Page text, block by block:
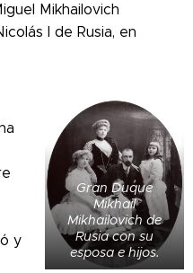
Mikhailovich
I de Rusia, en
Gran Duque
Mikhail
Mikhailovich de
Rusia con su
esposa e hijos.
y